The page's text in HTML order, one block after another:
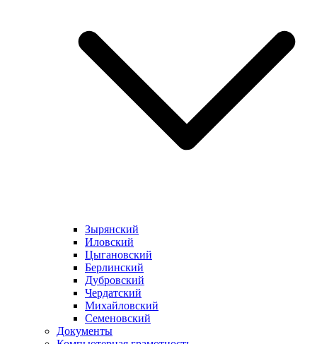
Зырянский
Иловский
Цыгановский
Берлинский
Дубровский
Чердатский
Михайловский
Семеновский
Документы